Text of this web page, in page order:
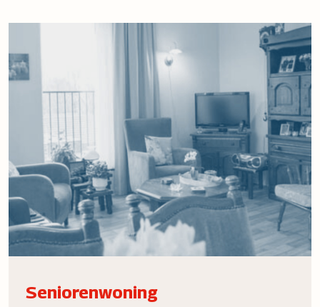
Seniorenwoning